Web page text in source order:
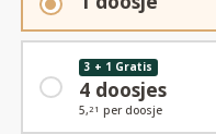
3 + 1 Gratis
4 doosjes
5, 21 per doosje